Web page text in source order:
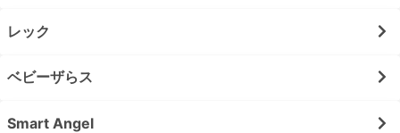
レック
ベビーザらス
Smart Angel